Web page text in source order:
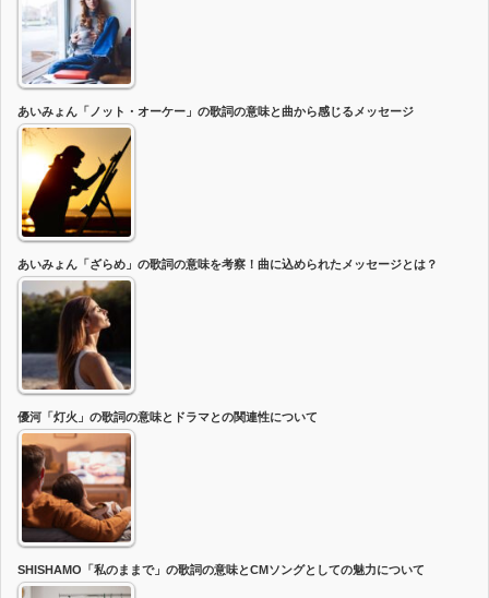
あいみょん「ノット・オーケー」の歌詞の意味と曲から感じるメッセージ
あいみょん「ざらめ」の歌詞の意味を考察！曲に込められたメッセージとは？
優河「灯火」の歌詞の意味とドラマとの関連性について
SHISHAMO「私のままで」の歌詞の意味とCMソングとしての魅力について